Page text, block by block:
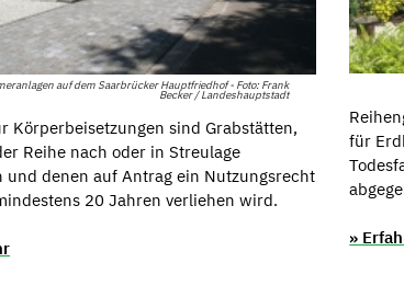
auf dem Saarbrücker Hauptfriedhof - Foto: Frank
Becker / Landeshauptstadt
Körperbeisetzungen sind Grabstätten,
Reihe nach oder in Streulage
und denen auf Antrag ein Nutzungsrecht
20 Jahren verliehen wird.
für
»